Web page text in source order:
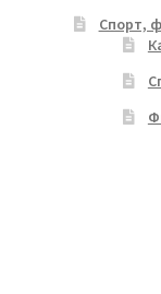
Спорт,